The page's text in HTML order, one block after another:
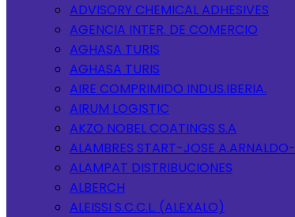
ADVISORY CHEMICAL ADHESIVES
AGENCIA INTER. DE COMERCIO
AGHASA TURIS
AGHASA TURIS
AIRE COMPRIMIDO INDUS.IBERIA.
AIRUM LOGISTIC
AKZO NOBEL COATINGS S.A
ALAMBRES START-JOSE A.ARNALDO-
ALAMPAT DISTRIBUCIONES
ALBERCH
ALEISSI S.C.C.L. (ALEXALO)